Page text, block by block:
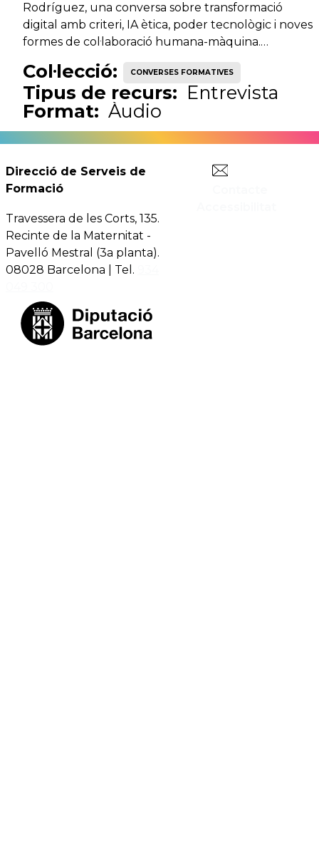
Rodríguez, una conversa sobre transformació
digital amb criteri, IA ètica, poder tecnològic i noves
formes de col·laboració humana-màquina.…
Col·lecció: CONVERSES FORMATIVES
Tipus de recurs: Entrevista
Format: Àudio
Direcció de Serveis de
Formació
Travessera de les Corts, 135.
Recinte de la Maternitat -
Pavelló Mestral (3a planta).
08028 Barcelona | Tel.